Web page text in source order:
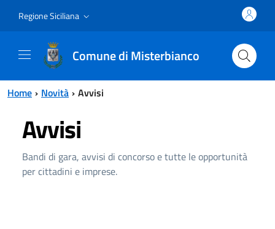
Regione Siciliana
Comune di Misterbianco
Home Novità Avvisi
Avvisi
Bandi di gara, avvisi di concorso e tutte le opportunità
per cittadini e imprese.